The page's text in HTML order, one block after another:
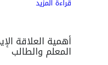
قراءة المزيد
أهمية العلاقة
المعلم والطالب